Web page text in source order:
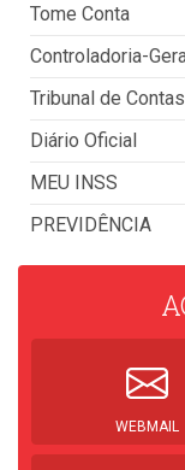
Tome Conta
Controladoria-
Tribunal de
Diário Oficial
MEU INSS
PREVIDÊNCIA
WEBMAIL